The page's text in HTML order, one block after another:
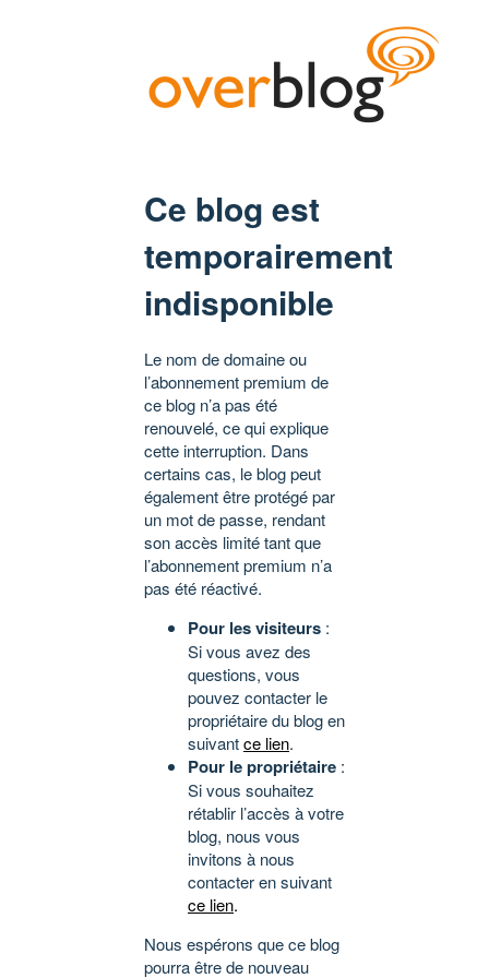
Ce blog est
temporairement
indisponible
Le nom de domaine ou
l’abonnement premium de
ce blog n’a pas été
renouvelé, ce qui explique
cette interruption. Dans
certains cas, le blog peut
également être protégé par
un mot de passe, rendant
son accès limité tant que
l’abonnement premium n’a
pas été réactivé.
Pour les visiteurs :
Si vous avez des
questions, vous
pouvez contacter le
propriétaire du blog en
suivantce lien.
Pour le propriétaire :
Si vous souhaitez
rétablir l’accès à votre
blog, nous vous
invitons à nous
contacter en suivant
ce lien.
Nous espérons que ce blog
pourra être de nouveau